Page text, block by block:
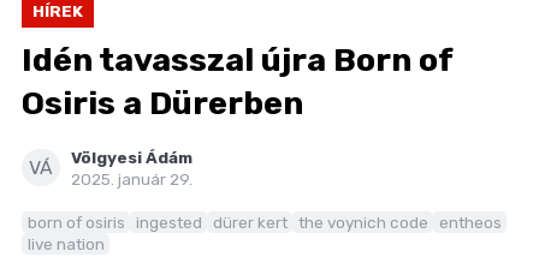
KRITIKÁK
BESZÁMOLÓK
KULT
HÍREK
Idén tavasszal újra Born of
Osiris a Dürerben
VÁ
Völgyesi Ádám
2025. január 29.
born of osiris ingested dürer kert the voynich code
entheos
live nation